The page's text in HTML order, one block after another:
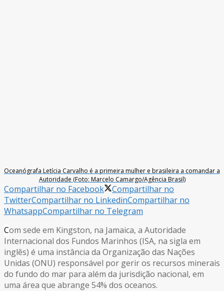
Oceanógrafa Letícia Carvalho é a primeira mulher e brasileira a comandar a
Autoridade (Foto: Marcelo Camargo/Agência Brasil)
Compartilhar no Facebook
Compartilhar no
TwitterCompartilhar no LinkedinCompartilhar no
WhatsappCompartilhar no Telegram
Com sede em Kingston, na Jamaica, a Autoridade
Internacional dos Fundos Marinhos (ISA, na sigla em
inglês) é uma instância da Organização das Nações
Unidas (ONU) responsável por gerir os recursos minerais
do fundo do mar para além da jurisdição nacional, em
uma área que abrange 54% dos oceanos.